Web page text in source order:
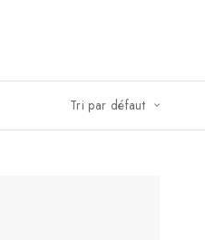
Tri par défaut